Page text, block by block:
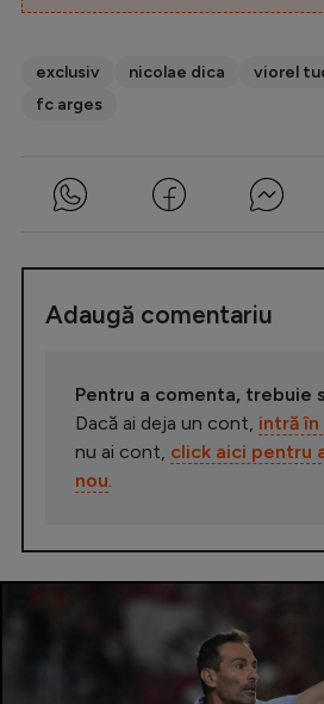
exclusiv nicolae dica viorel
fc arges
Adaugă comentariu
Pentru a comenta, trebuie
Dacă ai deja un cont, intră
nu ai cont, click aici pentru
nou.